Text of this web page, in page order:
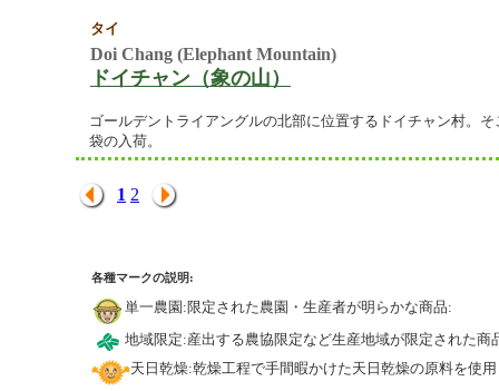
タイ
Doi Chang (Elephant Mountain)
ドイチャン（象の山）
ゴールデントライアングルの北部に位置するドイチャン村。
袋の入荷。
1 2
各種マークの説明:
単一農園:限定された農園・生産者が明らかな商品:
地域限定:産出する農協限定など生産地域が限定された商
天日乾燥:乾燥工程で手間暇かけた天日乾燥の原料を使